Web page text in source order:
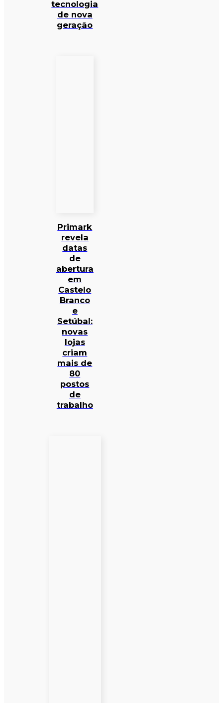
tecnologia
de nova
geração
Primark
revela
datas
de
abertura
em
Castelo
Branco
e
Setúbal:
novas
lojas
criam
mais de
80
postos
de
trabalho